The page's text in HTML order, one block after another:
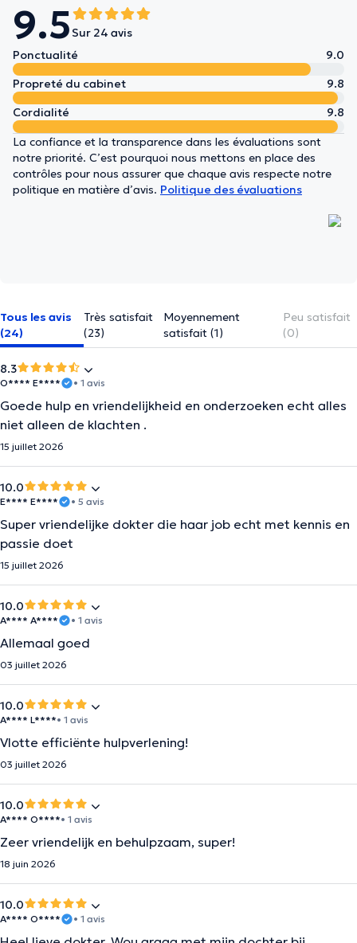
9.5 Sur 24 avis
Ponctualité
9.0
Propreté du cabinet
9.8
Cordialité
9.8
La confiance et la transparence dans les évaluations sont
notre priorité. C’est pourquoi nous mettons en place des
contrôles pour nous assurer que chaque avis respecte notre
politique en matière d’avis. Politique des évaluations
Tous les avis
(24)
Très satisfait
(23)
Moyennement
satisfait (1)
Peu satisfait
(0)
8.3
O**** E**** • 1 avis
Goede hulp en vriendelijkheid en onderzoeken echt alles
niet alleen de klachten .
15 juillet 2026
10.0
E**** E**** • 5 avis
Super vriendelijke dokter die haar job echt met kennis en
passie doet
15 juillet 2026
10.0
A**** A**** • 1 avis
Allemaal goed
03 juillet 2026
10.0
A**** L****• 1 avis
Vlotte efficiënte hulpverlening!
03 juillet 2026
10.0
A**** O****• 1 avis
Zeer vriendelijk en behulpzaam, super!
18 juin 2026
10.0
A**** O**** • 1 avis